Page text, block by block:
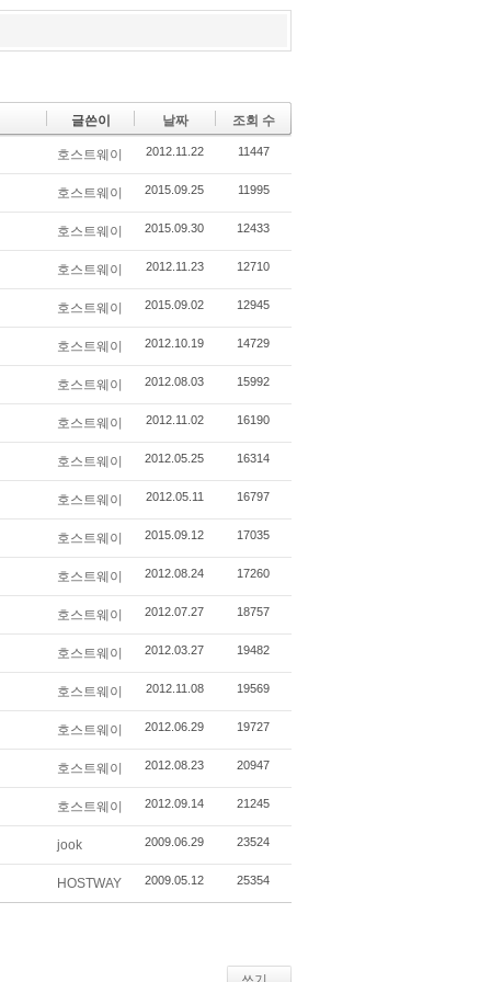
글쓴이 날짜 조회 수
호스트웨이 2012.11.22 11447
호스트웨이 2015.09.25 11995
호스트웨이 2015.09.30 12433
호스트웨이 2012.11.23 12710
호스트웨이 2015.09.02 12945
호스트웨이 2012.10.19 14729
호스트웨이 2012.08.03 15992
호스트웨이 2012.11.02 16190
호스트웨이 2012.05.25 16314
호스트웨이 2012.05.11 16797
호스트웨이 2015.09.12 17035
호스트웨이 2012.08.24 17260
호스트웨이 2012.07.27 18757
호스트웨이 2012.03.27 19482
호스트웨이 2012.11.08 19569
호스트웨이 2012.06.29 19727
호스트웨이 2012.08.23 20947
호스트웨이 2012.09.14 21245
jook 2009.06.29 23524
HOSTWAY 2009.05.12 25354